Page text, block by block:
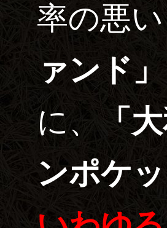
率の悪い
ァンド」
に、「
ンポケ